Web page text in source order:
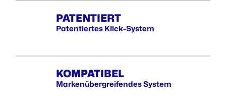
PATENTIERT
Patentiertes Klick-System
KOMPATIBEL
Markenübergreifendes System